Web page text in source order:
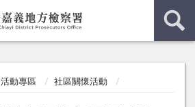
活動專區 社區關懷活動